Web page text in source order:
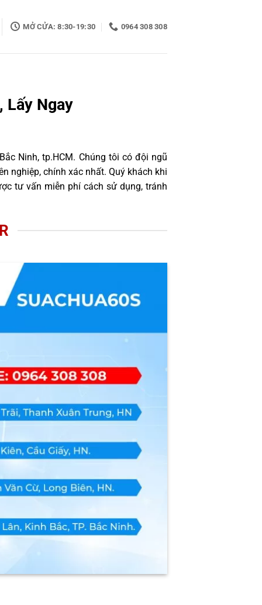
MỞ CỬA: 8:30-19:30 0964 308 308
Lấy Ngay
Ninh, tp.HCM. Chúng tôi có đội ngũ
nghiệp, chính xác nhất. Quý khách khi
tư vấn miễn phí cách sử dụng, tránh